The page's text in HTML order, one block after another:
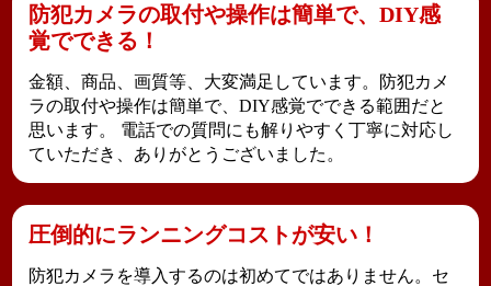
防犯カメラの取付や操作は簡単で、DIY感
覚でできる！
金額、商品、画質等、大変満足しています。
防犯カメ
ラの取付や操作は簡単で、DIY感覚でできる範囲だと
思います。 電話での質問にも解りやすく丁寧に対応し
ていただき、ありがとうございました。
圧倒的にランニングコストが安い！
防犯カメラを導入するのは初めてではありません。セ